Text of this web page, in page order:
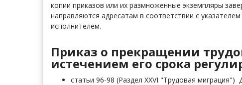
копии приказов или их размноженные экземпляры
направляются адресатам в соответствии с
исполнителем.
Приказ о прекращении
истечением его срока
статьи 96-98 (Раздел XXVI "Трудовая